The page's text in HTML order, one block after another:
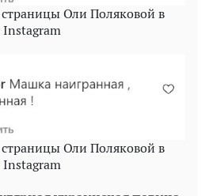
Оли Поляковой в
Instagram
Оли Поляковой в
Instagram